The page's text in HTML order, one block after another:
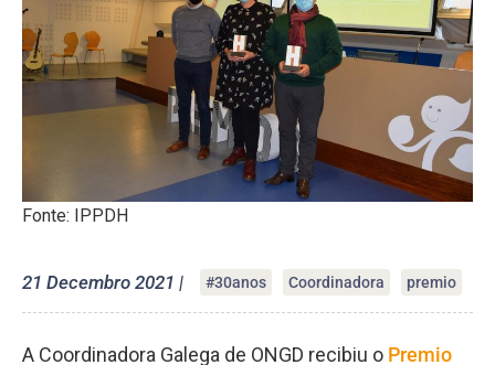
Fonte: IPPDH
21 Decembro 2021 | #30anos Coordinadora premio
A Coordinadora Galega de ONGD recibiu o Premio